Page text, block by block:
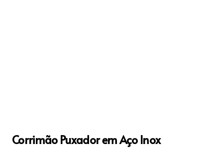
Corrimão Puxador em Aço Inox